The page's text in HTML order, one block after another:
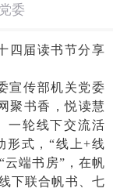
委
四届读书节分享
宣传部机关党委
聚书香，悦读慧
一轮线下交流活
形式，“线上+线
云端书房”，在帆
下联合帆书、七